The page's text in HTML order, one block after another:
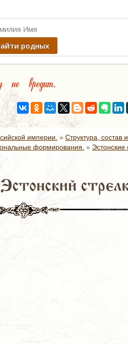
родных
не вредит.
империи. » Структура, состав
формирования. »